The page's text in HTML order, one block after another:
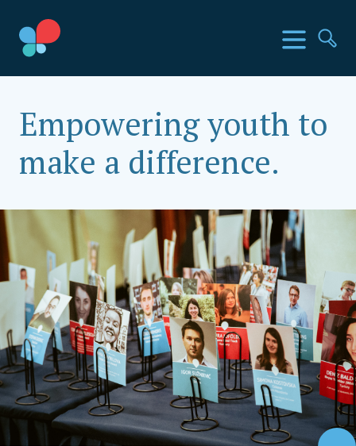
содержимому
Меню
Страны SIA
Empowering youth to
make a difference.